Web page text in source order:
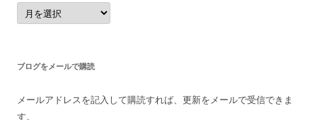
ア
ー
カ
ブログをメールで購読
メールアドレスを記入して購読すれば、更新をメールで受信できま
す。